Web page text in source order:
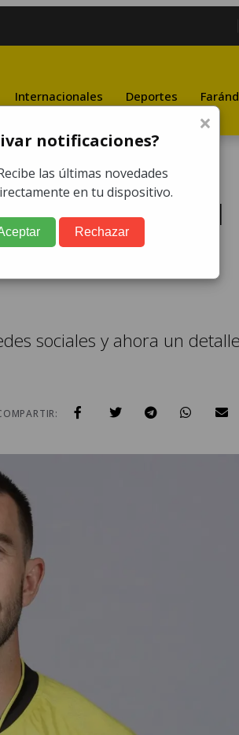
Internacionales Deportes
futbolista viral
una
sociales y ahora un
×
notificaciones?
las últimas novedades
en tu dispositivo.
Rechazar